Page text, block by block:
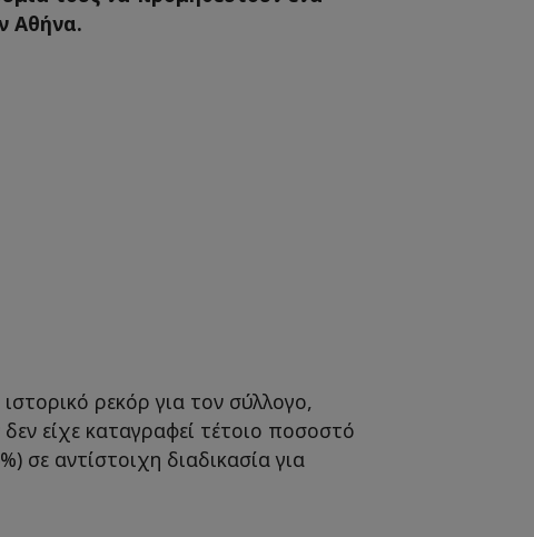
Αθήνα.
ρεκόρ για τον σύλλογο,
είχε καταγραφεί τέτοιο ποσοστό
σε αντίστοιχη διαδικασία για